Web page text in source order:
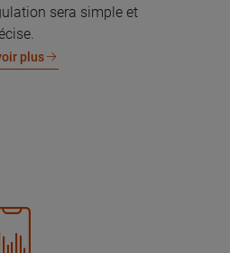
sera simple et
plus